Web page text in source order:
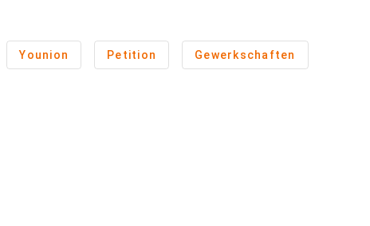
Younion Petition Gewerkschaften